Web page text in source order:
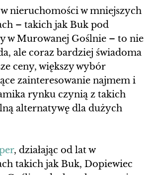
nieruchomości w mniejszych
– takich jak Buk pod
w Murowanej Goślnie – to nie
ale coraz bardziej świadoma
ceny, większy wybór
zainteresowanie najmem i
rynku czynią z takich
alternatywę dla dużych
, działając od lat w
takich jak Buk, Dopiewiec